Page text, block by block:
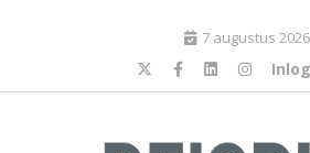
7 augustus 2026